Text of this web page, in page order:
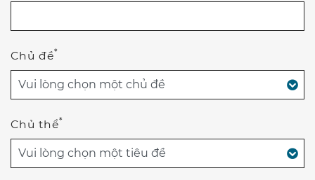
Chủ đề*
Chủ thể*